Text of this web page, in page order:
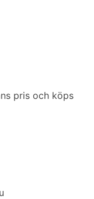
pris och köps